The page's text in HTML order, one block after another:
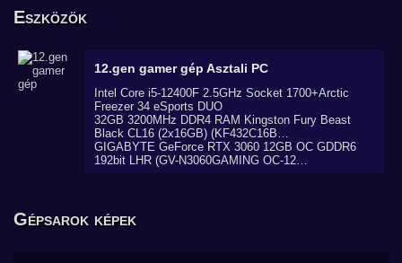
Eszközök
12.gen gamer gép Asztali PC
Intel Core i5-12400F 2.5GHz Socket 1700+Arctic
Freezer 34 eSports DUO
32GB 3200MHz DDR4 RAM Kingston Fury Beast
Black CL16 (2x16GB) (KF432C16B…
GIGABYTE GeForce RTX 3060 12GB OC GDDR6
192bit LHR (GV-N3060GAMING OC-12…
Gépsarok képek